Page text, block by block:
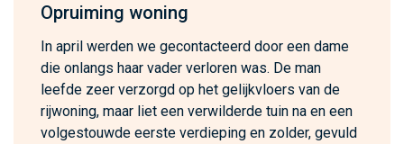
Opruiming woning
In april werden we gecontacteerd door een dame
die onlangs haar vader verloren was. De man
leefde zeer verzorgd op het gelijkvloers van de
rijwoning, maar liet een verwilderde tuin na en een
volgestouwde eerste verdieping en zolder, gevuld